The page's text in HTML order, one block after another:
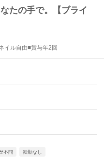
たの手で。【ブライ
イル自由■賞与年2回
不問 転勤なし